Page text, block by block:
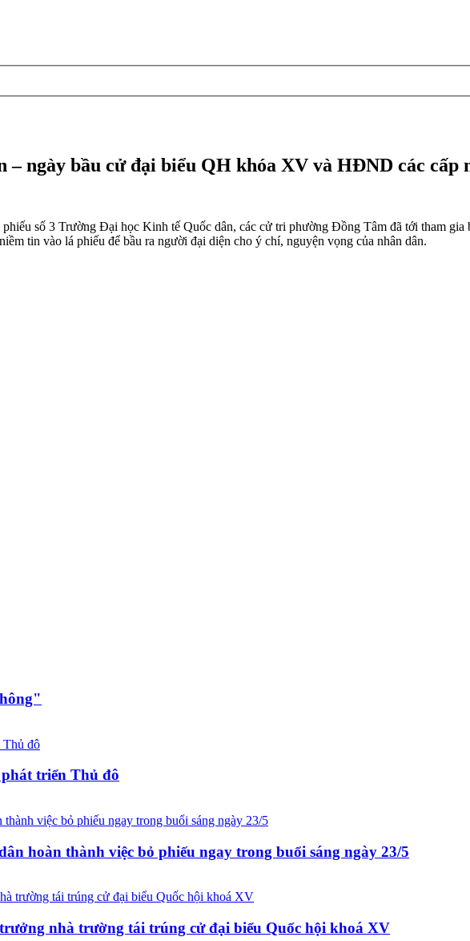
– ngày bầu cử đại biểu QH khóa XV và HĐND các cấp
số 3 Trường Đại học Kinh tế Quốc dân, các cử tri phường Đồng Tâm đã tới tham
tin vào lá phiếu để bầu ra người đại diện cho ý chí, nguyện vọng của nhân dân.
triển Thủ đô
hoàn thành việc bỏ phiếu ngay trong buổi sáng ngày 23/5
nhà trường tái trúng cử đại biểu Quốc hội khoá XV